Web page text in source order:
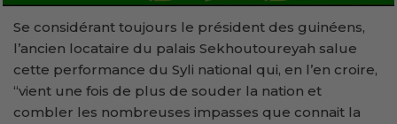
Se considérant toujours le président des guinéens,
l’ancien locataire du palais Sekhoutoureyah salue
cette performance du Syli national qui, en l’en croire,
“vient une fois de plus de souder la nation et
combler les nombreuses impasses que connait la